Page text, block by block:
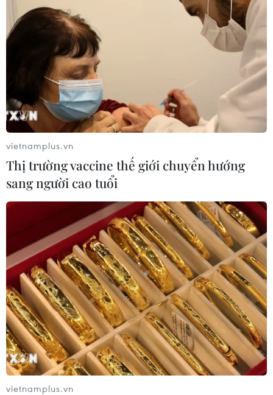
vietnamplus.vn
Thị trường vaccine thế giới chuyển hướng
sang người cao tuổi
vietnamplus.vn